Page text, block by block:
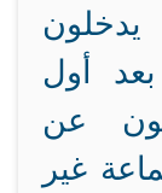
أول
عن
غير